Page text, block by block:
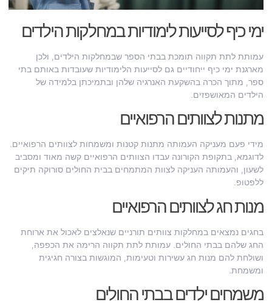
ימי כיף לסייעות לימודיות במחלקות הילדים
עמותת לתת תקווה תומכת בבתי הספר שבמחלקות הילדים, ולכן
מארגנת ימי כיף ייחודיים גם לסייעות הלימודיות שעובדות באותם בתי
ספר, מתוך הכרה בהשקעת האנרגיה שלהן ובתמיכתן בלמידה של
הילדים המאושפזים.
מתנות לצוותים הרפואיים
מידי פעם מעניקה העמותה מתנות קטנות ומשמחות לצוותים הרפואיים.
לדוגמא, בתקופת הקורונה עבדו הצוותים הרפואיים קשה מאוד ומסביב
לשעון, והעמותה העניקה לצוות המתמחים בבית החולים סורוקה תיקים
ללפטופ.
מנות חג לצוותים הרפואיים
בחגים נמצאים במחלקות צוותים תורניים שנאלצים לאכול את ארוחת
החג שלהם בבתי החולים. עמותת לתת תקווה הרימה את הכפפה,
ושולחת להם מנות חג עשירות וטעימות, המוגשות בצורה חגיגית
ומשמחת.
משמחים ילדים בבתי החולים